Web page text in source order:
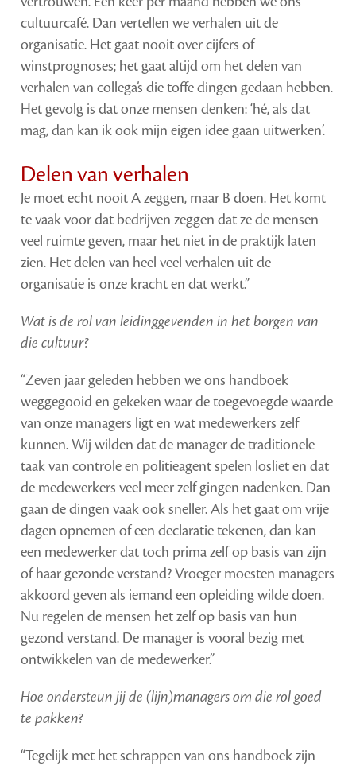
cultuurcafé. Dan vertellen we verhalen uit de
organisatie. Het gaat nooit over cijfers of
winstprognoses; het gaat altijd om het delen van
verhalen van collega’s die toffe dingen gedaan hebben.
Het gevolg is dat onze mensen denken: ‘hé, als dat
mag, dan kan ik ook mijn eigen idee gaan uitwerken’.
Delen van verhalen
Je moet echt nooit A zeggen, maar B doen. Het komt
te vaak voor dat bedrijven zeggen dat ze de mensen
veel ruimte geven, maar het niet in de praktijk laten
zien. Het delen van heel veel verhalen uit de
organisatie is onze kracht en dat werkt.”
Wat is de rol van leidinggevenden in het borgen van
die cultuur?
“Zeven jaar geleden hebben we ons handboek
weggegooid en gekeken waar de toegevoegde waarde
van onze managers ligt en wat medewerkers zelf
kunnen. Wij wilden dat de manager de traditionele
taak van controle en politieagent spelen losliet en dat
de medewerkers veel meer zelf gingen nadenken. Dan
gaan de dingen vaak ook sneller. Als het gaat om vrije
dagen opnemen of een declaratie tekenen, dan kan
een medewerker dat toch prima zelf op basis van zijn
of haar gezonde verstand? Vroeger moesten managers
akkoord geven als iemand een opleiding wilde doen.
Nu regelen de mensen het zelf op basis van hun
gezond verstand. De manager is vooral bezig met
ontwikkelen van de medewerker.”
Hoe ondersteun jij de (lijn)managers om die rol goed
te pakken?
“Tegelijk met het schrappen van ons handboek zijn